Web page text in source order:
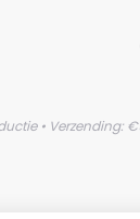
• Verzending: